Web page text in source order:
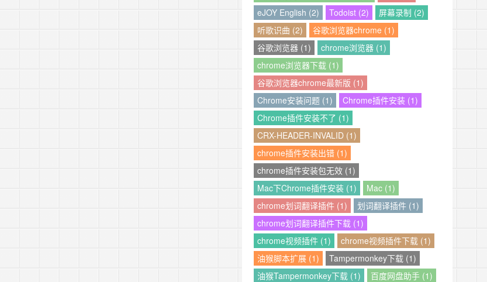
eJOY English (2)
Todoist (2)
屏幕录制 (2)
听歌识曲 (2)
谷歌浏览器chrome (1)
谷歌浏览器 (1)
chrome浏览器 (1)
chrome浏览器下载 (1)
谷歌浏览器chrome最新版 (1)
Chrome安装问题 (1)
Chrome插件安装 (1)
Chrome插件安装不了 (1)
CRX-HEADER-INVALID (1)
chrome插件安装出错 (1)
chrome插件安装包无效 (1)
Mac下Chrome插件安装 (1)
Mac (1)
chrome划词翻译插件 (1)
划词翻译插件 (1)
chrome划词翻译插件下载 (1)
chrome视频插件 (1)
chrome视频插件下载 (1)
油猴脚本扩展 (1)
Tampermonkey下载 (1)
油猴Tampermonkey下载 (1)
百度网盘助手 (1)